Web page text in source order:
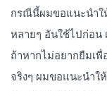
กรณีนี้ผมขอแนะนำใ
หลายๆ อันใช้ไปก่อน
ถ้าหากไม่อยากยืมเ
จริงๆ ผมขอแนะนำใ